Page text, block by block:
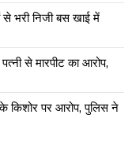
से भरी निजी बस खाई में
से मारपीट का आरोप,
किशोर पर आरोप, पुलिस ने